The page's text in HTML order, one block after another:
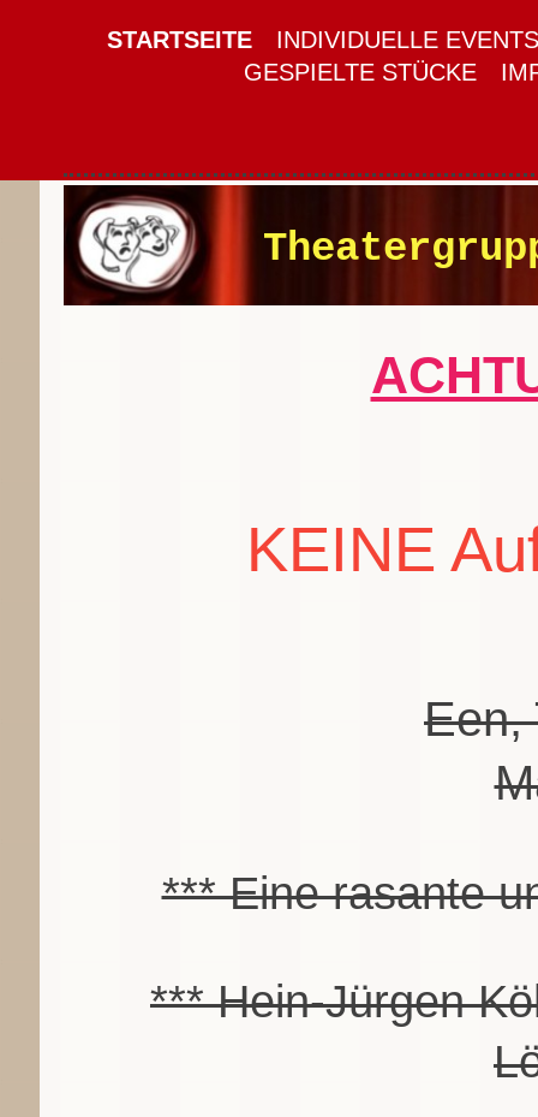
STARTSEITE
INDIVIDUELLE
GESPIELTE STÜCKE
KEINE
Een,
*** Eine rasante
*** Hein-Jürgen